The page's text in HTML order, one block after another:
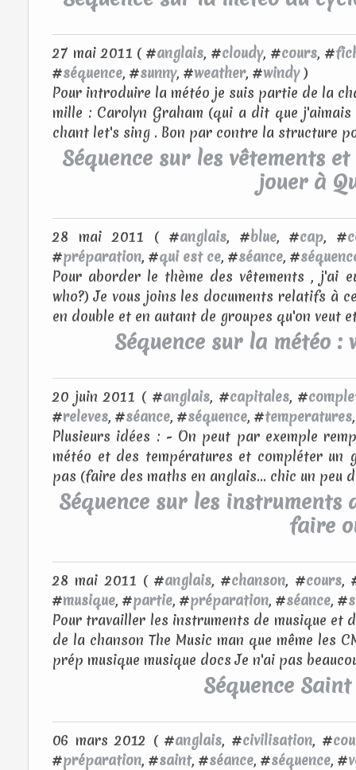
27 mai 2011 ( #anglais, #cloudy, #cours, #
#séquence, #sunny, #weather, #windy)
Pour introduire la météo je suis partie de la
mille : Carolyn Graham (qui a dit que
chant let's sing . Bon par contre la structure
Séquence sur les vêtements
jouer à
28 mai 2011 ( #anglais, #blue, #cap, #
#préparation, #qui est ce, #séance, #
Pour aborder le thème des vêtements , j'ai
who?) Je vous joins les documents relatifs à
en double et en autant de groupes qu'on veut
Séquence sur la météo
20 juin 2011 ( #anglais, #capitales, #
#releves, #séance, #séquence, #temperatures
Plusieurs idées : - On peut par exemple
météo et des températures et compléter un
pas (faire des maths en anglais... chic un peu
Séquence sur les instruments
faire
28 mai 2011 ( #anglais, #chanson, #cours,
#musique, #partie, #préparation, #séance, #
Pour travailler les instruments de musique et
de la chanson The Music man que même les
prép musique musique docs Je n'ai pas
Séquence
06 mars 2012 ( #anglais, #civilisation, #
#préparation, #saint, #séance, #séquence, #